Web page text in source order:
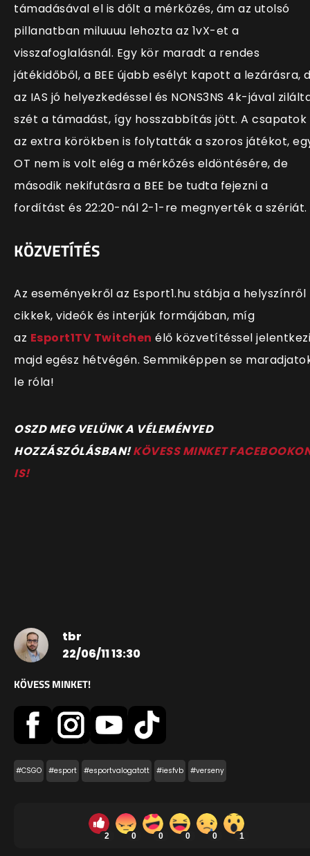
támadásával el is dőlt a mérkőzés, ám az utolsó
pillanatban miluuuu lehozta az 1vX-et a
visszafoglalásnál. Egy kör maradt a rendes
játékidőből, a BEE újabb esélyt kapott a lezárásra,
az IAS jó helyezkedéssel és NONS3NS 4k-jával
szét a támadást, így hosszabbítás jött. A csapatok
az extra körökben is folytatták a szoros játékot,
OT nem is volt elég a mérkőzés eldöntésére, de
második nekifutásra a BEE be tudta fejezni a
fordítást és 22:20-nál 2-1-re megnyerték a szériát.
KÖZVETÍTÉS
Az eseményekről az Esport1.hu stábja a helyszínről
cikkek, videók és interjúk formájában, míg
az Esport1TV Twitchen élő közvetítéssel
majd egész hétvégén. Semmiképpen se
le róla!
OSZD MEG VELÜNK A VÉLEMÉNYED
HOZZÁSZÓLÁSBAN!KÖVESS MINKET
IS!
tbr
22/06/11 13:30
KÖVESS MINKET!
#CSGO #esport #esportvalogatott #iesfvb #verseny
2 0 0 0 0 1